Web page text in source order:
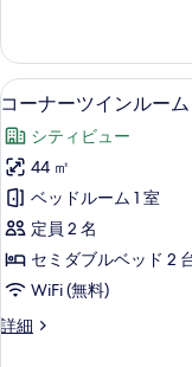
ー
ム
禁
煙
の
す
べ
て
写
ル
ル
ー
ム
禁
煙
の
詳
ー
ム
シ
ン
グ
ル
ユ
ー
ス
禁
ー
ド
ツ
ン
ル
ー
ム
シ
ン
グ
ル
ー
コ
ー
ナ
ー
ツ
イ
ン
ル
ー
4
コーナーツインルー
シティビュー
44 ㎡
ベッドルーム 1 室
定員 2 名
セミダブルベッド 2
WiFi (無料)
詳細
コ